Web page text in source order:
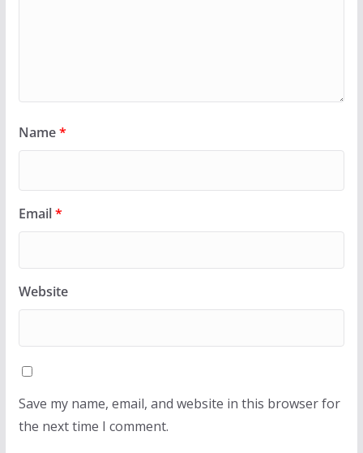
Name*
Email*
Website
Save my name, email, and website in this browser for
the next time I comment.